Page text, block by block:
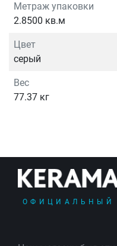
Метраж упаковки
2.8500 кв.м
Цвет
серый
Вес
77.37 кг
ОФИЦИАЛЬНЫЙ